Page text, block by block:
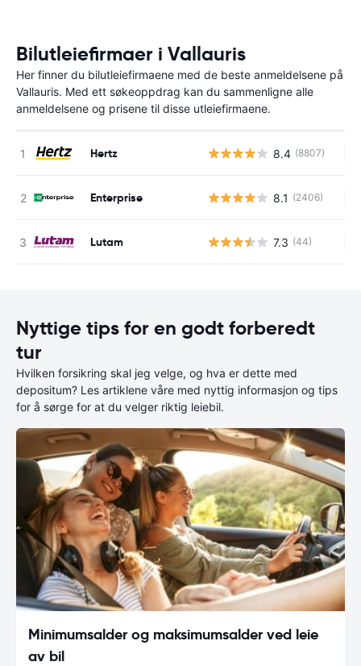
Bilutleiefirmaer i Vallauris
Her finner du bilutleiefirmaene med de beste anmeldelsene på
Vallauris. Med ett søkeoppdrag kan du sammenligne alle
anmeldelsene og prisene til disse utleiefirmaene.
Hertz 8.4 (8807)
Enterprise 8.1 (2406)
Lutam 7.3 (44)
Nyttige tips for en godt forberedt
tur
Hvilken forsikring skal jeg velge, og hva er dette med
depositum? Les artiklene våre med nyttig informasjon og tips
for å sørge for at du velger riktig leiebil.
Minimumsalder og maksimumsalder ved leie
av bil